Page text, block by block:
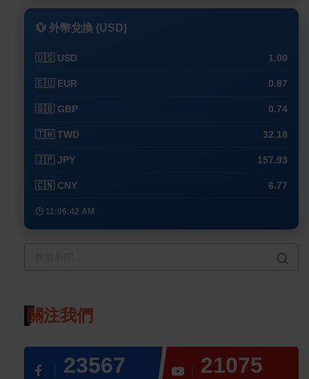
💱 外幣兌換 (USD)
🇺🇸 USD 1.00
🇪🇺 EUR 0.87
🇬🇧 GBP 0.74
🇹🇼 TWD 32.18
🇯🇵 JPY 157.93
🇨🇳 CNY 6.77
🕒 11:06:42 AM
關注我們
23567 21075